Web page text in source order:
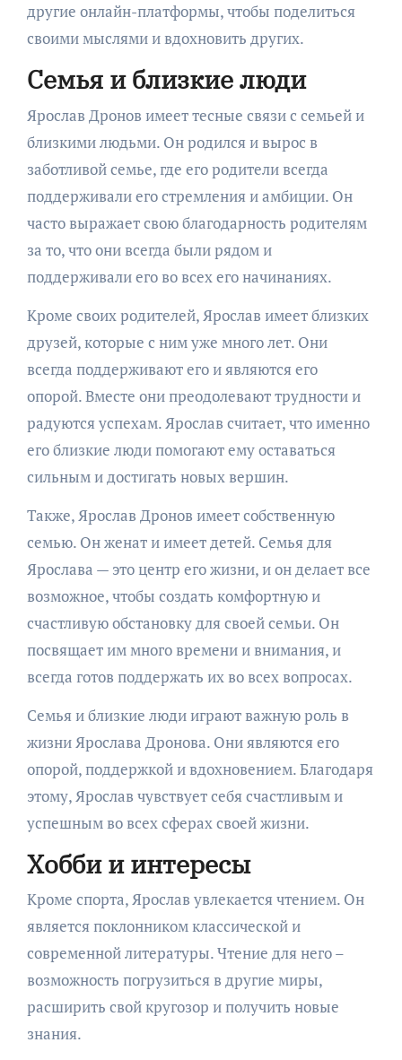
другие онлайн-платформы, чтобы поделиться
своими мыслями и вдохновить других.
Семья и близкие люди
Ярослав Дронов имеет тесные связи с семьей и
близкими людьми. Он родился и вырос в
заботливой семье, где его родители всегда
поддерживали его стремления и амбиции. Он
часто выражает свою благодарность родителям
за то, что они всегда были рядом и
поддерживали его во всех его начинаниях.
Кроме своих родителей, Ярослав имеет близких
друзей, которые с ним уже много лет. Они
всегда поддерживают его и являются его
опорой. Вместе они преодолевают трудности и
радуются успехам. Ярослав считает, что именно
его близкие люди помогают ему оставаться
сильным и достигать новых вершин.
Также, Ярослав Дронов имеет собственную
семью. Он женат и имеет детей. Семья для
Ярослава — это центр его жизни, и он делает все
возможное, чтобы создать комфортную и
счастливую обстановку для своей семьи. Он
посвящает им много времени и внимания, и
всегда готов поддержать их во всех вопросах.
Семья и близкие люди играют важную роль в
жизни Ярослава Дронова. Они являются его
опорой, поддержкой и вдохновением. Благодаря
этому, Ярослав чувствует себя счастливым и
успешным во всех сферах своей жизни.
Хобби и интересы
Кроме спорта, Ярослав увлекается чтением. Он
является поклонником классической и
современной литературы. Чтение для него –
возможность погрузиться в другие миры,
расширить свой кругозор и получить новые
знания.